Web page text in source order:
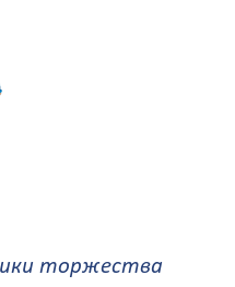
торжества